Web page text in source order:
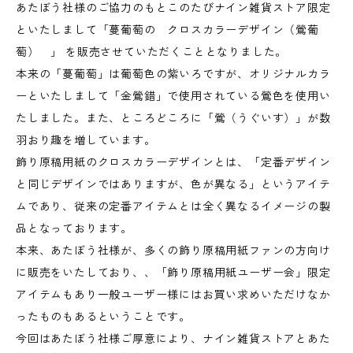
あたぼう社様のご協力のもとこのたびナイン雑貨ストア限定
といたしまして「蔓葡萄の クロスカラーデザイン（鶯葡
萄） 」 を販売させていただくこととなりました。
本来の「蔓葡萄」は葡萄色の紫いろですが、オリジナルカラ
ーといたしまして「金鶯錯」で使用されている鶯色を使用い
たしました。また、ところどころに「鶯（うぐいす）」が数
羽おり趣を増しています。
飾り原稿用紙のクロスカラーデザインとは、「定番デザイン
と同じデザインではありますが、色が異なる」というアイテ
ムであり、従来の定番アイテムとは全く異なるイメージの製
品となっております。
本来、あたぼう社様が、多くの飾り原稿用紙ファンの方向け
に販売をいたしており、、「飾り原稿用紙ユーザー会」限定
アイテムもあり一般ユーザー様にはお買い求めいただけなか
ったものもあるということです。
今回はあたぼう社様ご厚意により、ナイン雑貨ストアとあた